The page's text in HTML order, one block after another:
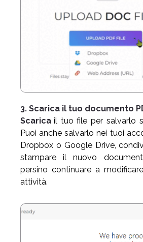
3. Scarica il tuo documento
Scarica il tuo file per salvarlo
Puoi anche salvarlo nei tuoi
Dropbox o Google Drive,
stampare il nuovo
persino continuare a
attività.